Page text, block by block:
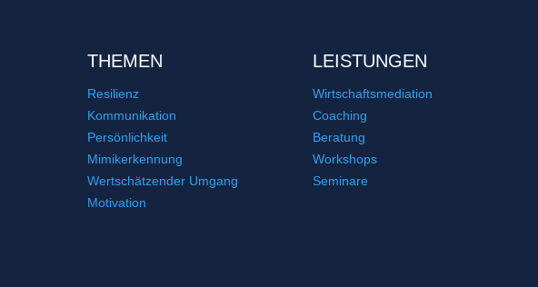
THEMEN
Resilienz
Kommunikation
Persönlichkeit
Mimikerkennung
Wertschätzender Umgang
Motivation
LEISTUNGEN
Wirtschaftsmediation
Coaching
Beratung
Workshops
Seminare